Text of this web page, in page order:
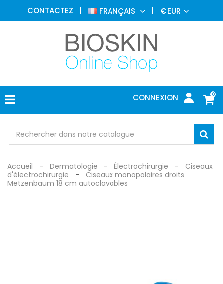
CONTACTEZ FRANÇAIS €EUR
0
CONNEXION
MÉDECINE
ESTHÉTIQUE
DERMATOLOGIE
PHOTOTHÉRAPIE
MÉDICAL
MÉDICAL
PROTECTION
Accueil Dermatologie Électrochirurgie
Ciseaux
d'électrochirurgie
Ciseaux monopolaires droits
Metzenbaum 18 cm autoclavables